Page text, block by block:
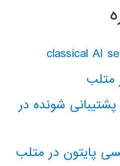
متلب
شونده در
پایتون در متلب